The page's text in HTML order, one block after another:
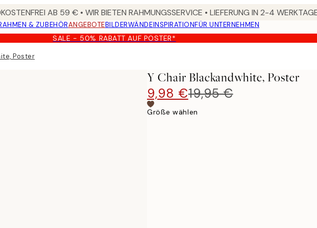
AB 59 € • WIR BIETEN RAHMUNGSSERVICE • LIEFERUNG IN 2-4
& ZUBEHÖRANGEBOTEBILDERWÄNDEINSPIRATIONFÜR UNTERNEHMEN
SALE - 50% RABATT AUF POSTER*
Poster
Y Chair Blackandwhite, Poster
9,98 €19,95 €
Größe wählen